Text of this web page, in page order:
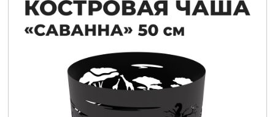
Костровая чаша Саванна
50 см, сталь 3 мм
Выберите рисунок